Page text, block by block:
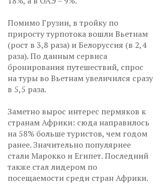
Помимо Грузии, в тройку по
приросту турпотока вошли Вьетнам
(рост в 3,8 раза) и Белоруссия (в 2,4
раза). По данным сервиса
бронирования путешествий, спрос
на туры во Вьетнам увеличился сразу
в 5,5 раза.
Заметно вырос интерес пермяков к
странам Африки: сюда направилось
на 58% больше туристов, чем годом
ранее. Значительно популярнее
стали Марокко и Египет. Последний
также стал лидером по
посещаемости среди стран Африки.